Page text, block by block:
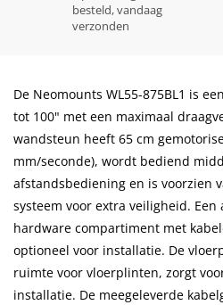
besteld, vandaag
verzonden
De Neomounts WL55-875BL1 is
tot 100" met een maximaal
wandsteun heeft 65 cm
mm/seconde), wordt bediend
afstandsbediening en is voorzien
systeem voor extra veiligheid.
hardware compartiment met
optioneel voor installatie. De
ruimte voor vloerplinten, zorgt
installatie. De meegeleverde